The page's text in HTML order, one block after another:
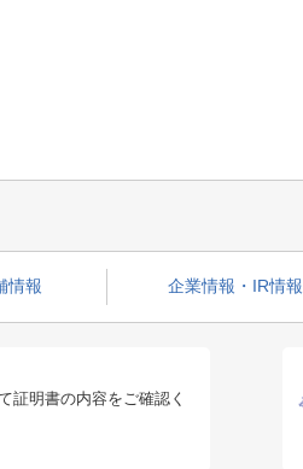
情報 企業情報・IR情報
証明書の内容をご確認く